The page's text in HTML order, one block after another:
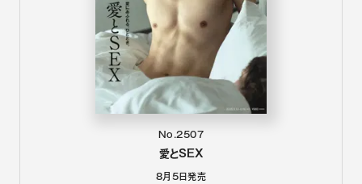
No.2507
愛とSEX
8月5日発売